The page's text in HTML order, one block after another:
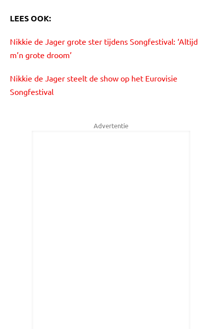
LEES OOK:
Nikkie de Jager grote ster tijdens Songfestival: ‘Altijd
m’n grote droom’
Nikkie de Jager steelt de show op het Eurovisie
Songfestival
Advertentie